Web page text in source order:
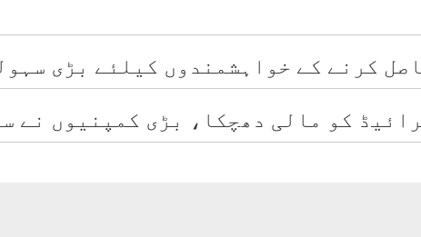
کرنے کے خواہشمندوں کیلئے بڑی
کو مالی دھچکا، بڑی کمپنیوں نے